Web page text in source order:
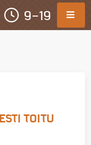
9-19
TOITU